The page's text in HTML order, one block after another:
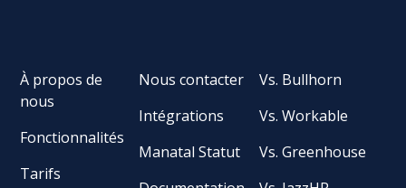
À propos de
nous
Fonctionnalités
Tarifs
Nous contacter
Intégrations
Manatal Statut
Vs. Bullhorn
Vs. Workable
Vs. Greenhouse